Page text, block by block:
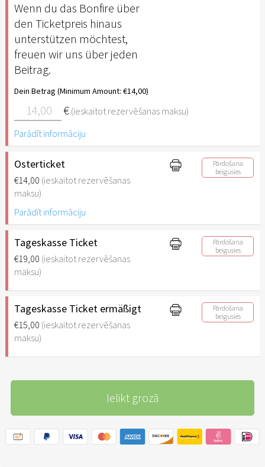
Wenn du das Bonfire über
den Ticketpreis hinaus
unterstützen möchtest,
freuen wir uns über jeden
Beitrag.
Dein Betrag (Minimum Amount: €14,00)
€ (ieskaitot rezervēšanas maksu)
Parādīt informāciju
Osterticket
€14,00 (ieskaitot rezervēšanas
maksu)
Pārdošana
beigusies
Parādīt informāciju
Tageskasse Ticket
€19,00 (ieskaitot rezervēšanas
maksu)
Pārdošana
beigusies
Tageskasse Ticket ermäßigt
€15,00 (ieskaitot rezervēšanas
maksu)
Pārdošana
beigusies
Ielikt grozā